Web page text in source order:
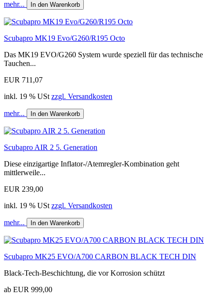
mehr... In den Warenkorb
Scubapro MK19 Evo/G260/R195 Octo
Das MK19 EVO/G260 System wurde speziell für das technische
Tauchen...
EUR 711,07
inkl. 19 % USt zzgl. Versandkosten
mehr... In den Warenkorb
Scubapro AIR 2 5. Generation
Diese einzigartige Inflator-/Atemregler-Kombination geht
mittlerweile...
EUR 239,00
inkl. 19 % USt zzgl. Versandkosten
mehr... In den Warenkorb
Scubapro MK25 EVO/A700 CARBON BLACK TECH DIN
Black-Tech-Beschichtung, die vor Korrosion schützt
ab EUR 999,00